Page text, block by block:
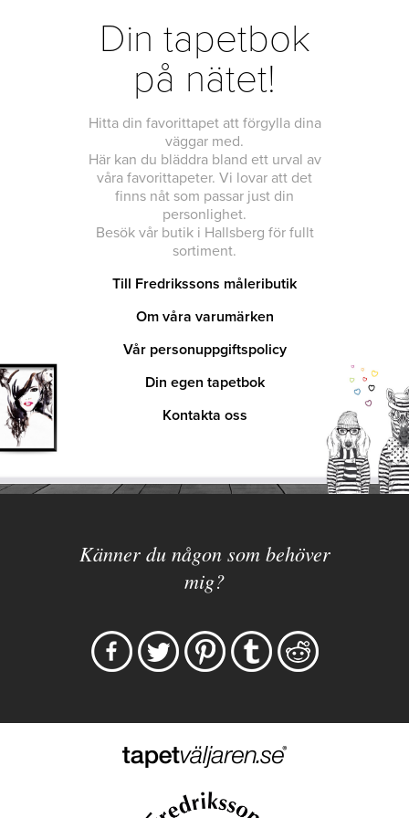
Din tapetbok
på nätet!
Hitta din favorittapet att förgylla dina
väggar med.
Här kan du bläddra bland ett urval av
våra favorittapeter. Vi lovar att det
finns nåt som passar just din
personlighet.
Besök vår butik i Hallsberg för fullt
sortiment.
Till Fredrikssons måleributik
Om våra varumärken
Vår personuppgiftspolicy
Din egen tapetbok
Kontakta oss
Känner du någon som behöver
mig?